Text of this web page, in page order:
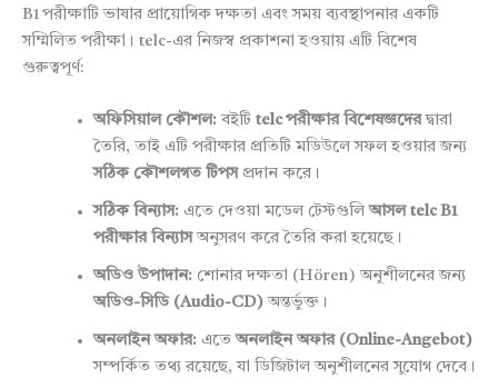
B1 পরীক্ষাটি ভাষার প্রায়োগিক দক্ষতা এবং সময় ব্যবস্থাপনার একটি
সম্মিলিত পরীক্ষা। telc-এর নিজস্ব প্রকাশনা হওয়ায় এটি বিশেষ
গুরুত্বপূর্ণ:
অফিসিয়াল কৌশল: বইটি telc পরীক্ষার বিশেষজ্ঞদেরদ্বারা
তৈরি, তাই এটি পরীক্ষার প্রতিটি মডিউলে সফল হওয়ার জন্য
সঠিক কৌশলগত টিপসপ্রদান করে।
সঠিক বিন্যাস: এতে দেওয়া মডেল টেস্টগুলি আসল telc B1
পরীক্ষার বিন্যাসঅনুসরণ করে তৈরি করা হয়েছে।
অডিও উপাদান: শোনার দক্ষতা (Hören) অনুশীলনের জন্য
অডিও-সিডি (Audio-CD)অন্তর্ভুক্ত।
অনলাইন অফার: এতে অনলাইন অফার (Online-Angebot)
সম্পর্কিত তথ্য রয়েছে, যা ডিজিটাল অনুশীলনের সুযোগ দেবে।